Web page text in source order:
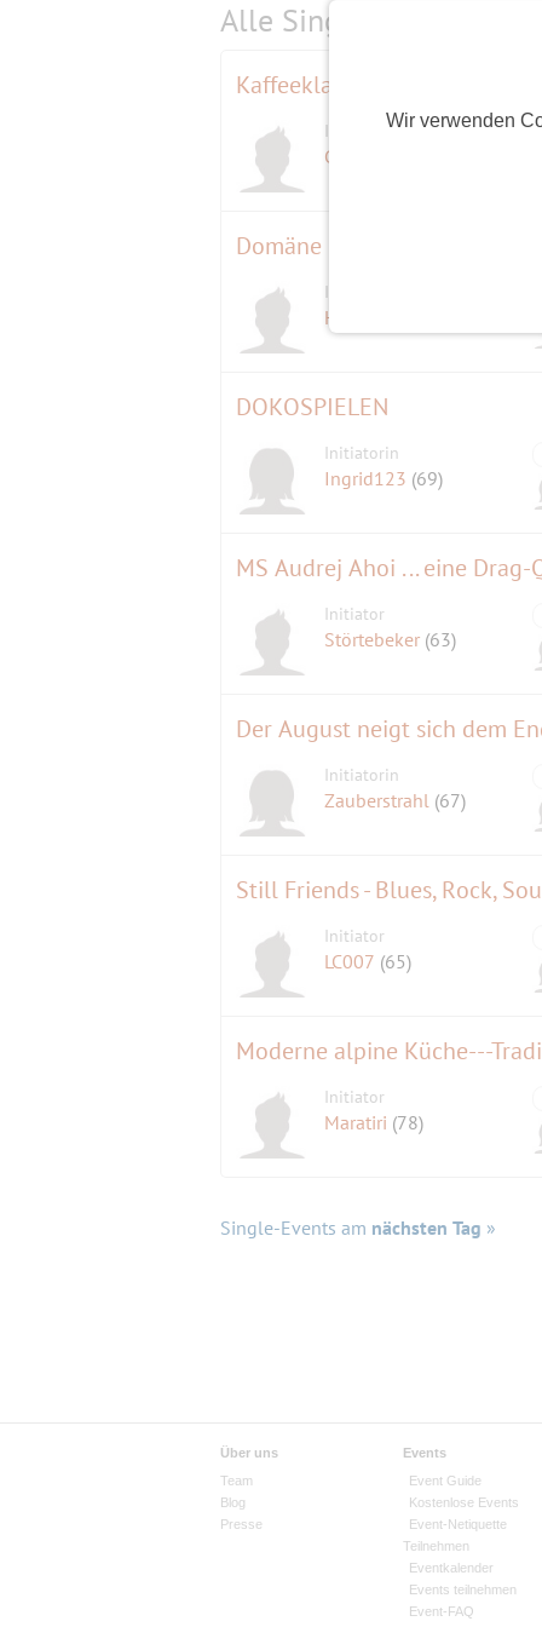
Wir verwenden
Alle Single-Events am
Kaffeeklatsch in Neukladow
Initiator
Gremlin58
Domäne Dahlem und
Initiator
Holger
DOKOSPIELEN
Initiatorin
Ingrid123 (69)
MS Audrej Ahoi ... eine
Initiator
Störtebeker (63)
Der August neigt sich dem
Initiatorin
Zauberstrahl (67)
Still Friends - Blues, Rock,
Initiator
LC007 (65)
Moderne alpine Küche---
Initiator
Maratiri (78)
Single-Events am nächsten Tag »
Über uns
Team
Blog
Presse
Events
Event Guide
Kostenlose Events
Event-Netiquette
Teilnehmen
Eventkalender
Events teilnehmen
Event-FAQ